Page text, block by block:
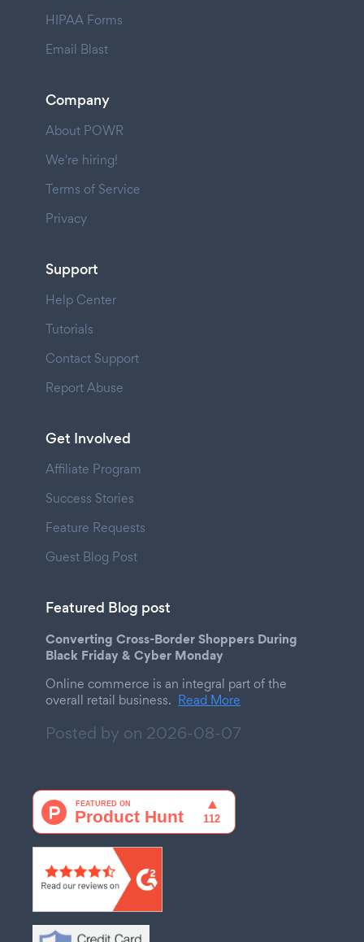
HIPAA Forms
Email Blast
Company
About POWR
We're hiring!
Terms of Service
Privacy
Support
Help Center
Tutorials
Contact Support
Report Abuse
Get Involved
Affiliate Program
Success Stories
Feature Requests
Guest Blog Post
Featured Blog post
Converting Cross-Border Shoppers During
Black Friday & Cyber Monday
Online commerce is an integral part of the
overall retail business. Read More
Posted by on 2026-08-07